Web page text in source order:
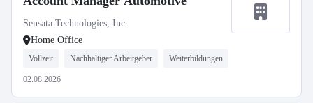
Sensata Technologies, Inc.
Home Office
Vollzeit Nachhaltiger Arbeitgeber Weiterbildungen
02.08.2026